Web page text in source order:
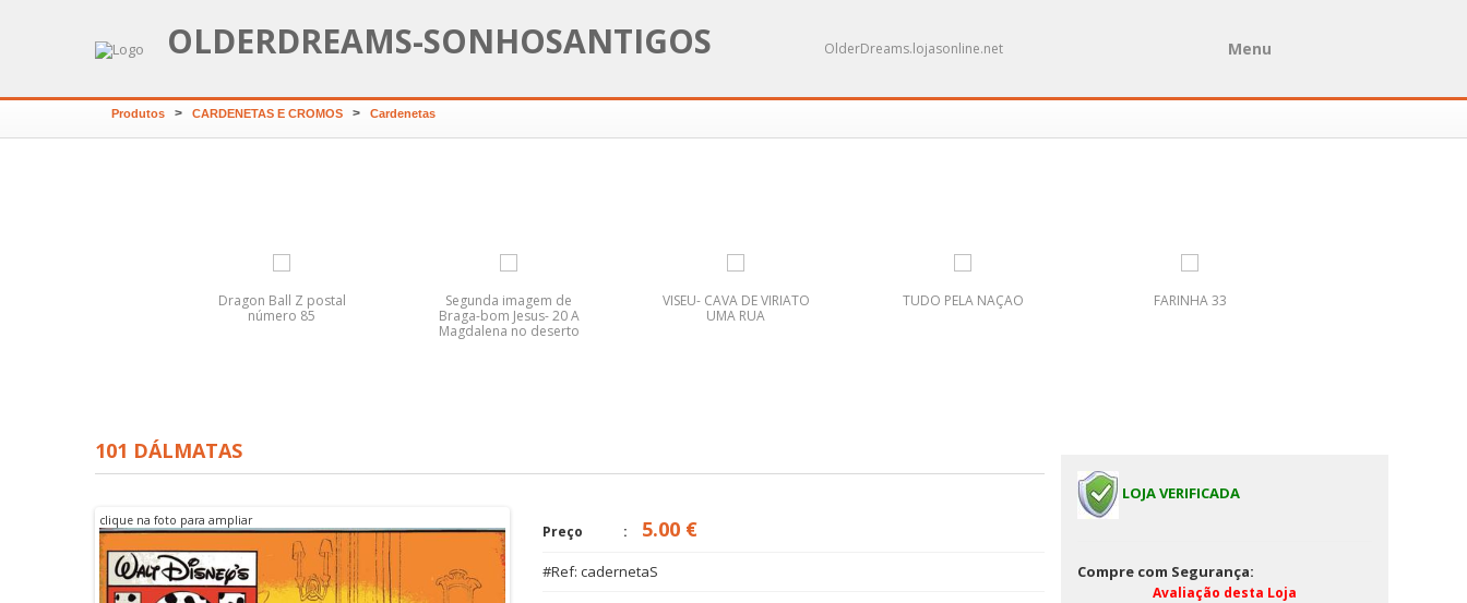
OLDERDREAMS-SONHOSANTIGOS OlderDreams.lojasonline.net Menu
Produtos > CARDENETAS E CROMOS > Cardenetas
Dragon Ball Z postal
número 85
Segunda imagem de
Braga-bom Jesus- 20 A
Magdalena no deserto
VISEU- CAVA DE VIRIATO
UMA RUA
TUDO PELA NAÇAO FARINHA 33
101 DÁLMATAS
clique na foto para ampliar
Preço 5.00 €
#Ref: cadernetaS
LOJA VERIFICADA
Compre com Segurança:
Avaliação desta Loja